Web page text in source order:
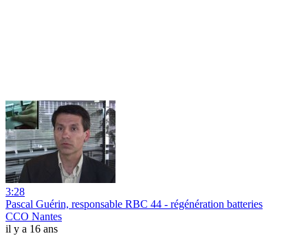
3:28
Pascal Guérin, responsable RBC 44 - régénération batteries
CCO Nantes
il y a 16 ans